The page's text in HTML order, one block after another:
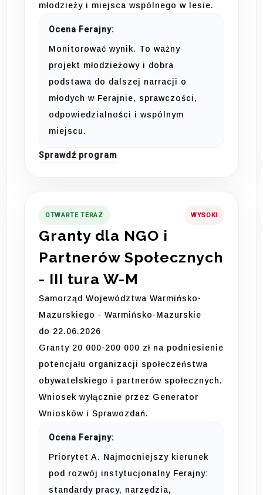
młodzieży i miejsca wspólnego w lesie.
Ocena Ferajny:
Monitorować wynik. To ważny
projekt młodzieżowy i dobra
podstawa do dalszej narracji o
młodych w Ferajnie, sprawczości,
odpowiedzialności i wspólnym
miejscu.
Sprawdź program
OTWARTE TERAZ WYSOKI
Granty dla NGO i
Partnerów Społecznych
- III tura W-M
Samorząd Województwa Warmińsko-
Mazurskiego - Warmińsko-Mazurskie
do 22.06.2026
Granty 20 000-200 000 zł na podniesienie
potencjału organizacji społeczeństwa
obywatelskiego i partnerów społecznych.
Wniosek wyłącznie przez Generator
Wniosków i Sprawozdań.
Ocena Ferajny:
Priorytet A. Najmocniejszy kierunek
pod rozwój instytucjonalny Ferajny:
standardy pracy, narzędzia,